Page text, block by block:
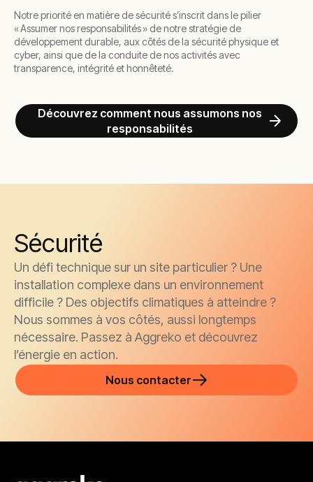
Notre priorité en matière de sécurité s’inscrit dans le pilier
« Assumer nos responsabilités » de notre stratégie de
développement durable, aux côtés de la sécurité physique et
cyber, ainsi que de la conduite de nos activités avec
transparence, intégrité et honnêteté.
Découvrez comment nous assumons nos
responsabilités
Sécurité
Un défi technique sur un site particulier ? Une
installation complexe dans un environnement
difficile ? Des objectifs climatiques à atteindre ?
Nous sommes à vos côtés, aussi longtemps
nécessaire. Passez à Aggreko et découvrez
l’énergie en action.
Nous contacter